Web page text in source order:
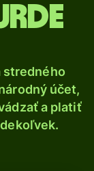
stredného
účet,
a platiť